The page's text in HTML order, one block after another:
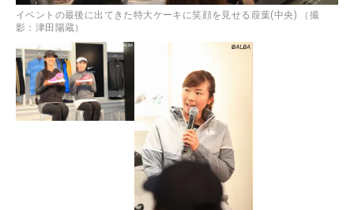
イベントの最後に出てきた特大ケーキに笑顔を見せる葭葉(中央) （撮
影：津田陽蔵）